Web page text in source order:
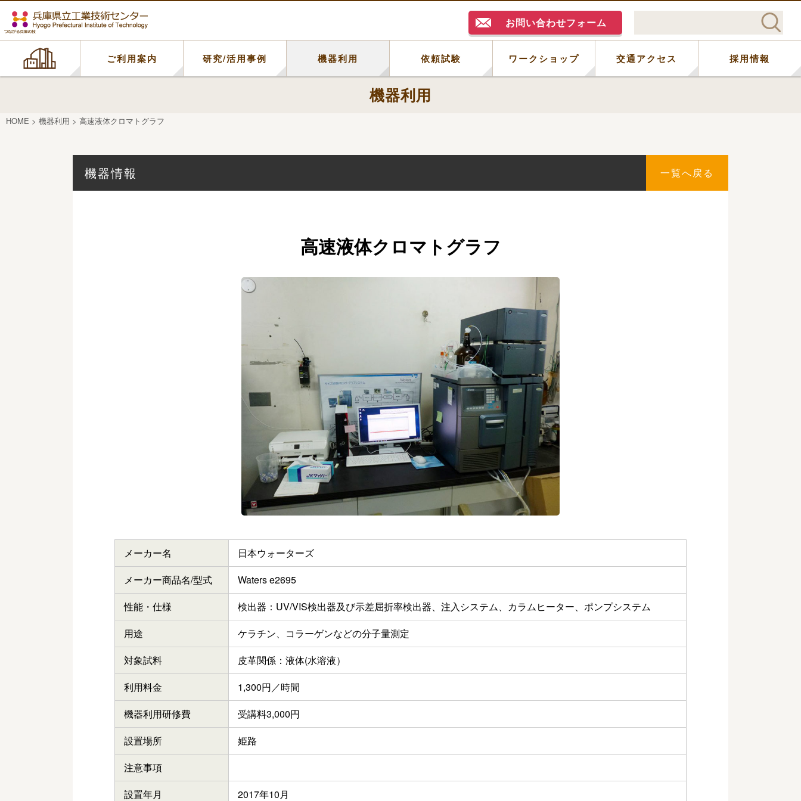
ご利用案内 研究/活用事例 機器利用 依頼試験 ワークショップ 交通アクセス 採用情報
お問い合わせフォーム
機器利用
HOME > 機器利用 > 高速液体クロマトグラフ
機器情報 一覧へ戻る
高速液体クロマトグラフ
メーカー名
日本ウォーターズ
メーカー商品名/型式
Waters e2695
性能・仕様
検出器：UV/VIS検出器及び示差屈折率検出器、注入システム、カラムヒーター、ポンプシステム
用途
ケラチン、コラーゲンなどの分子量測定
対象試料
皮革関係：液体(水溶液）
利用料金
1,300円／時間
機器利用研修費
受講料3,000円
設置場所
姫路
注意事項
設置年月
2017年10月